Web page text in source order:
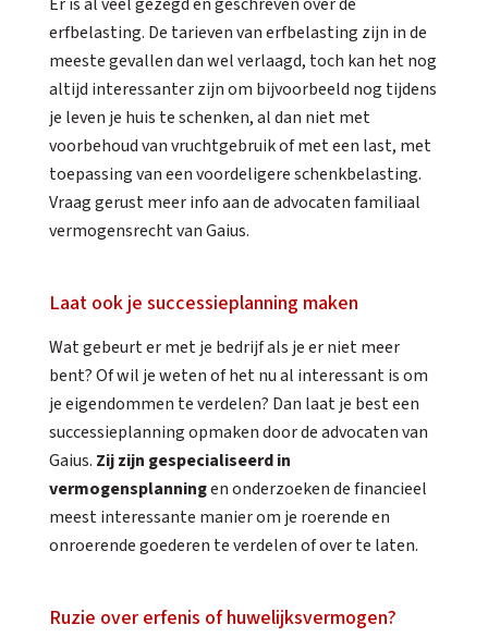
erfbelasting. De tarieven van erfbelasting zijn in de
meeste gevallen dan wel verlaagd, toch kan het nog
altijd interessanter zijn om bijvoorbeeld nog tijdens
je leven je huis te schenken, al dan niet met
voorbehoud van vruchtgebruik of met een last, met
toepassing van een voordeligere schenkbelasting.
Vraag gerust meer info aan de advocaten familiaal
vermogensrecht van Gaius.
Laat ook je successieplanning maken
Wat gebeurt er met je bedrijf als je er niet meer
bent? Of wil je weten of het nu al interessant is om
je eigendommen te verdelen? Dan laat je best een
successieplanning opmaken door de advocaten van
Gaius. Zij zijn gespecialiseerd in
vermogensplanningen onderzoeken de financieel
meest interessante manier om je roerende en
onroerende goederen te verdelen of over te laten.
Ruzie over erfenis of huwelijksvermogen?